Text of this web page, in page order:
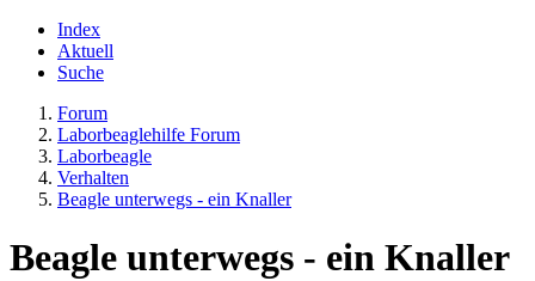
Index
Aktuell
Suche
Forum
Laborbeaglehilfe Forum
Laborbeagle
Verhalten
Beagle unterwegs - ein Knaller
Beagle unterwegs - ein Knaller